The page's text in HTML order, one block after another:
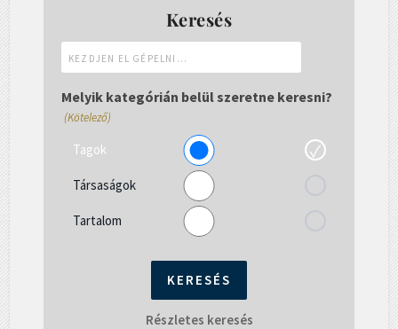
Keresés
el
gépelni...
Melyik kategórián belül szeretne keresni?
(Kötelező)
Tagok
Társaságok
Tartalom
Részletes keresés